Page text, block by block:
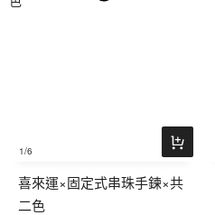
1/6
喜來運×固定式串珠手鍊×共
二色